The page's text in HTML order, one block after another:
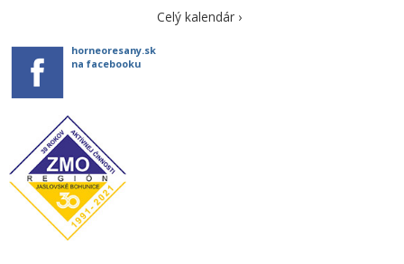
Celý kalendár ›
horneoresany.sk
na facebooku